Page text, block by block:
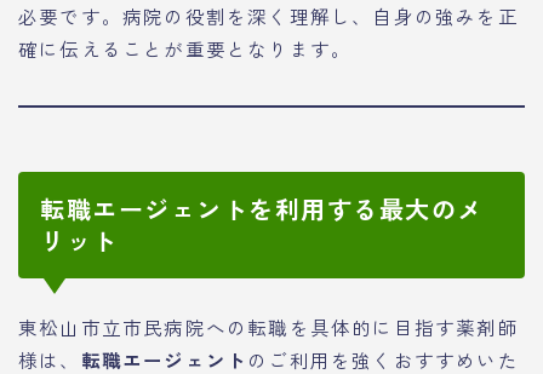
必要です。病院の役割を深く理解し、自身の強みを正
確に伝えることが重要となります。
転職エージェントを利用する最大のメ
リット
東松山市立市民病院への転職を具体的に目指す薬剤師
様は、 転職エージェント のご利用を強くおすすめいた